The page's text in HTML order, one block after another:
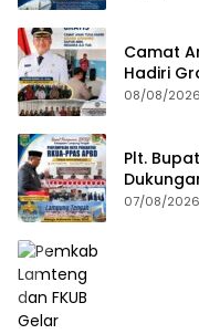
Camat
Hadiri
Aji Tua
08/08/2026
Plt.
RKUA-
07/08/2026